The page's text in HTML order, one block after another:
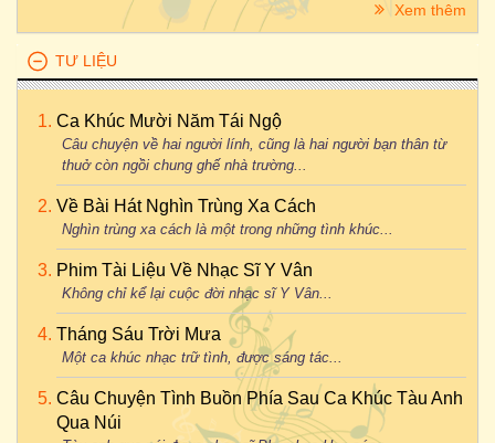
Xem thêm
TƯ LIỆU
Ca Khúc Mười Năm Tái Ngộ
Câu chuyện về hai người lính, cũng là hai người bạn thân từ
thuở còn ngồi chung ghế nhà trường...
Về Bài Hát Nghìn Trùng Xa Cách
Nghìn trùng xa cách là một trong những tình khúc...
Phim Tài Liệu Về Nhạc Sĩ Y Vân
Không chỉ kể lại cuộc đời nhạc sĩ Y Vân...
Tháng Sáu Trời Mưa
Một ca khúc nhạc trữ tình, được sáng tác...
Câu Chuyện Tình Buồn Phía Sau Ca Khúc Tàu Anh
Qua Núi